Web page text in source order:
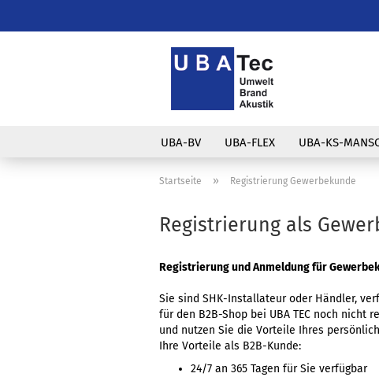
UBA-BV UBA-FLEX UBA-KS-
Startseite » Registrierung Gewerbekunde
Registrierung als
Registrierung und Anmeldung für
Sie sind SHK-Installateur oder Händler,
für den B2B-Shop bei UBA TEC noch nicht
und nutzen Sie die Vorteile Ihres
Ihre Vorteile als B2B-Kunde:
24/7 an 365 Tagen für Sie verfügbar